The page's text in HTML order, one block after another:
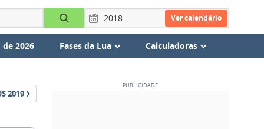
Ver calendário
2026 Fases da Lua Calculadoras
2019